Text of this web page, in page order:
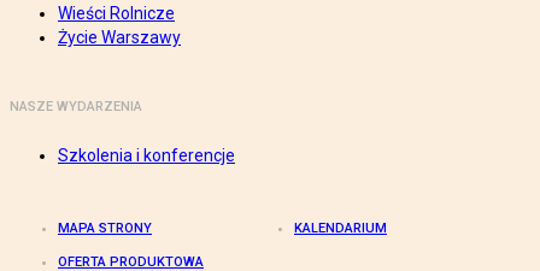
Wieści Rolnicze
Życie Warszawy
NASZE WYDARZENIA
Szkolenia i konferencje
MAPA STRONY KALENDARIUM
OFERTA PRODUKTOWA